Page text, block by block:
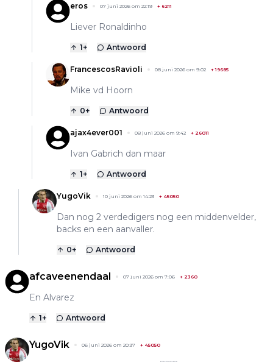
eros 07 juni 2026 om 22:19 + 6211
Liever Ronaldinho
1+ Antwoord
FrancescosRavioli 08 juni 2026 om 9:02 +19685
Mike vd Hoorn
0+ Antwoord
ajax4ever001 08 juni 2026 om 9:42 + 26011
Ivan Gabrich dan maar
1+ Antwoord
YugoVik 10 juni 2026 om 14:23 + 45050
Dan nog 2 verdedigers nog een middenvelder,
backs en een aanvaller.
0+ Antwoord
afcaveenendaal 07 juni 2026 om 7:06 + 2360
En Alvarez
1+ Antwoord
YugoVik 06 juni 2026 om 20:37 + 45050